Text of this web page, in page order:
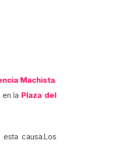
Machista.
en la Plaza del
causa.Los